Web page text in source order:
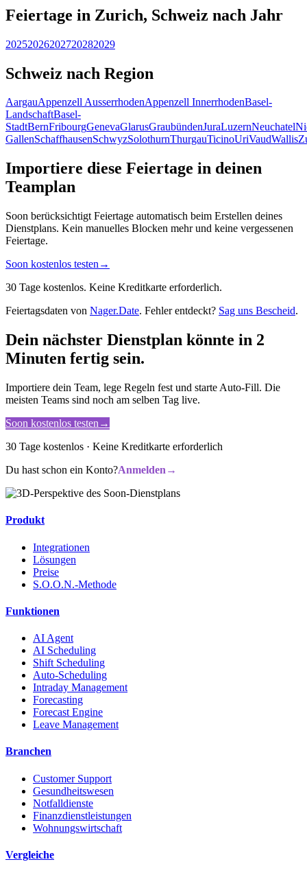
Feiertage in Zurich, Schweiz nach Jahr
20252026202720282029
Schweiz nach Region
AargauAppenzell AusserrhodenAppenzell InnerrhodenBasel-
LandschaftBasel-
StadtBernFribourgGenevaGlarusGraubündenJuraLuzernNeuchatel
GallenSchaffhausenSchwyzSolothurnThurgauTicinoUriVaudWallis
Importiere diese Feiertage in deinen
Teamplan
Soon berücksichtigt Feiertage automatisch beim Erstellen deines
Dienstplans. Kein manuelles Blocken mehr und keine vergessenen
Feiertage.
Soon kostenlos testen →
30 Tage kostenlos. Keine Kreditkarte erforderlich.
Feiertagsdaten von Nager.Date. Fehler entdeckt? Sag uns Bescheid.
Dein nächster Dienstplan könnte in 2
Minuten fertig sein.
Importiere dein Team, lege Regeln fest und starte Auto-Fill. Die
meisten Teams sind noch am selben Tag live.
Soon kostenlos testen →
30 Tage kostenlos · Keine Kreditkarte erforderlich
Du hast schon ein Konto?Anmelden →
Produkt
Integrationen
Lösungen
Preise
S.O.O.N.-Methode
Funktionen
AI Agent
AI Scheduling
Shift Scheduling
Auto-Scheduling
Intraday Management
Forecasting
Forecast Engine
Leave Management
Branchen
Customer Support
Gesundheitswesen
Notfalldienste
Finanzdienstleistungen
Wohnungswirtschaft
Vergleiche